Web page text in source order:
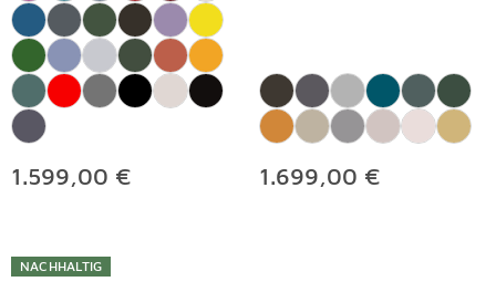
1.599,00 € 1.699,00 €
NACHHALTIG